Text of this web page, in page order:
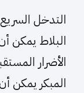
التدخل
البلاط يمكن
الأضرار
المبكر يمكن